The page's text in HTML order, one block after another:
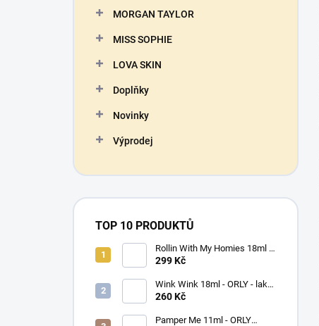
MORGAN TAYLOR
MISS SOPHIE
LOVA SKIN
Doplňky
Novinky
Výprodej
TOP 10 PRODUKTŮ
Rollin With My Homies 18ml -
ORLY - lak na nehty
299 Kč
Wink Wink 18ml - ORLY - lak
na nehty
260 Kč
Pamper Me 11ml - ORLY